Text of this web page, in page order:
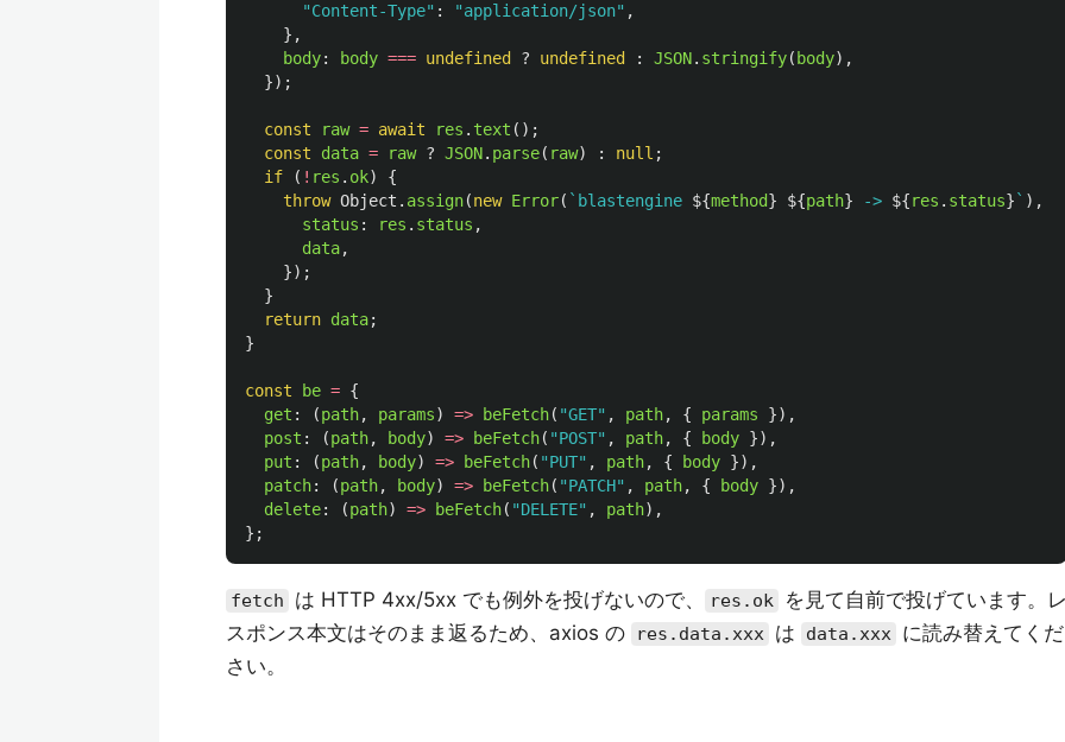
"Content-Type" : "application/json" ,
},
body: body === undefined ? undefined : JSON. stringify( body),
});
const raw = await res . text ();
const
data = raw ? JSON. parse( raw) : null ;
if
( ! res . ok)
{
throw Object . assign(new Error( `blastengine ${method} ${path} -> ${res . status} ` ),
status : res . status ,
data,
});
}
return data;
}
const be = {
get : (path, params) => beFetch( "GET" , path, { params
}),
post : (path, body) => beFetch( "POST" , path, { body }),
put : (path, body) => beFetch( "PUT" , path, { body }),
patch: (path, body) => beFetch( "PATCH" , path, { body }),
delete: (path) => beFetch( "DELETE" , path),
};
fetch は HTTP 4xx/5xx でも例外を投げないので、 res.ok
を見て自前で投げています。
スポンス本文はそのまま返るため、axios の
res.data.xxx は data.xxx に読み替えてくだ
さい。